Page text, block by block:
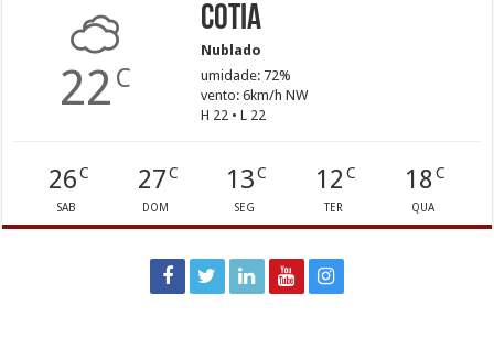
22 C
Cotia
Nublado
umidade: 72%
vento: 6km/h NW
H 22 • L 22
26C
SAB
27C
DOM
13 C
SEG
12 C
TER
18C
QUA